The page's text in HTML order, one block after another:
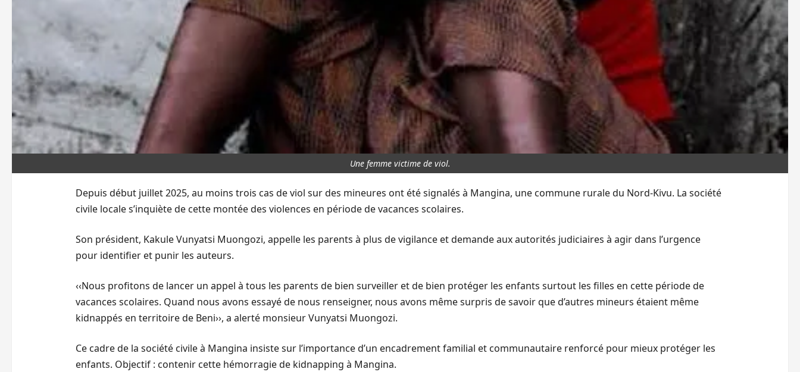
Une femme victime de viol.
Depuis début juillet 2025, au moins trois cas de viol sur des mineures ont été signalés à Mangina, une commune rurale du Nord-Kivu. La société
civile locale s’inquiète de cette montée des violences en période de vacances scolaires.
Son président, Kakule Vunyatsi Muongozi, appelle les parents à plus de vigilance et demande aux autorités judiciaires à agir dans l’urgence
pour identifier et punir les auteurs.
‹‹Nous profitons de lancer un appel à tous les parents de bien surveiller et de bien protéger les enfants surtout les filles en cette période de
vacances scolaires. Quand nous avons essayé de nous renseigner, nous avons même surpris de savoir que d’autres mineurs étaient même
kidnappés en territoire de Beni››, a alerté monsieur Vunyatsi Muongozi.
Ce cadre de la société civile à Mangina insiste sur l’importance d’un encadrement familial et communautaire renforcé pour mieux protéger les
enfants. Objectif : contenir cette hémorragie de kidnapping à Mangina.